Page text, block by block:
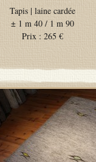
Tapis | laine cardée
± 1 m 40 / 1 m 90
Prix : 265 €